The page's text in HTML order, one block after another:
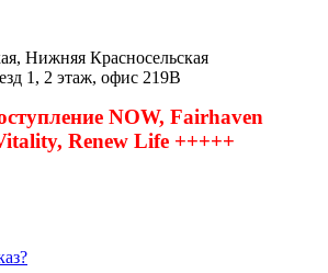
Нижняя Красносельская
1, 2 этаж, офис 219В
NOW, Fairhaven
Renew Life +++++